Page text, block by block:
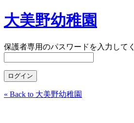
大美野幼稚園
保護者専用のパスワードを入力して
« Back to 大美野幼稚園